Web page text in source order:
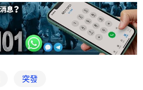
突發